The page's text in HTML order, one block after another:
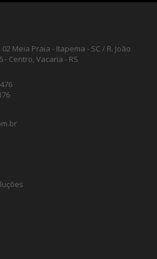
02 Meia Praia - Itapema - SC / R. João
Centro, Vacaria - RS